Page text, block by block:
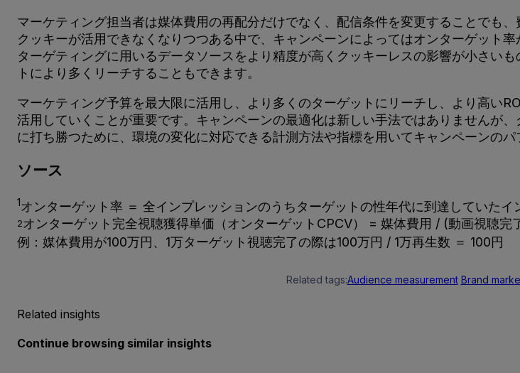
マーケティング担当者は媒体費用の再配分だけでなく、配信条件を変更することでも
クッキーが活用できなくなりつつある中で、キャンペーンによってはオンターゲット
ターゲティングに用いるデータソースをより精度が高くクッキーレスの影響が小さい
トにより多くリーチすることもできます。
マーケティング予算を最大限に活用し、より多くのターゲットにリーチし、より高い
活用していくことが重要です。キャンペーンの最適化は新しい手法ではありませんが
に打ち勝つために、環境の変化に対応できる計測方法や指標を用いてキャンペーンのパ
ソース
1オンターゲット率 ＝ 全インプレッションのうちターゲットの性年代に到達していたイ
2オンターゲット完全視聴獲得単価（オンターゲットCPCV） = 媒体費用 / (動画視聴完
例：媒体費用が100万円、1万ターゲット視聴完了の際は100万円 / 1万再生数 ＝ 100円
Related tags:Audience measurement Brand
Related insights
Continue browsing similar insights